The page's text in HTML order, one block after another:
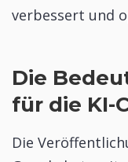
verbessert und
Die
für die KI-
Die